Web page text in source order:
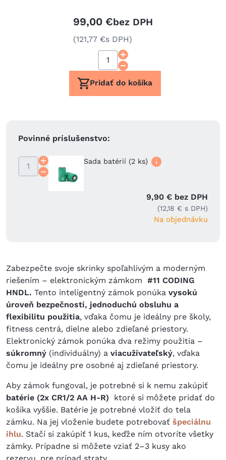
99,00 €bez DPH
(121,77 €s DPH)
Pridať do košíka
Povinné príslušenstvo:
Sada batérií (2 ks)
9,90 € bez DPH
(12,18 € s DPH)
Na objednávku
Zabezpečte svoje skrinky spoľahlivým a moderným
riešením – elektronickým zámkom #11 CODING
HNDL. Tento inteligentný zámok ponúka vysokú
úroveň bezpečnosti, jednoduchú obsluhu a
flexibilitu použitia, vďaka čomu je ideálny pre školy,
fitness centrá, dielne alebo zdieľané priestory.
Elektronický zámok ponúka dva režimy použitia –
súkromný (individuálny) a viacužívateľský, vďaka
čomu je ideálny pre osobné aj zdieľané priestory.
Aby zámok fungoval, je potrebné si k nemu zakúpiť
batérie (2x CR1/2 AA H-R)
ktoré si môžete pridať do
košíka vyššie. Batérie je potrebné vložiť do tela
zámku. Na jej vloženie budete potrebovať špeciálnu
ihlu. Stačí si zakúpiť 1 kus, keďže ním otvoríte všetky
zámky. Prípadne si môžete vziať 2–3 kusy ako
rezervu, pre prípad straty.